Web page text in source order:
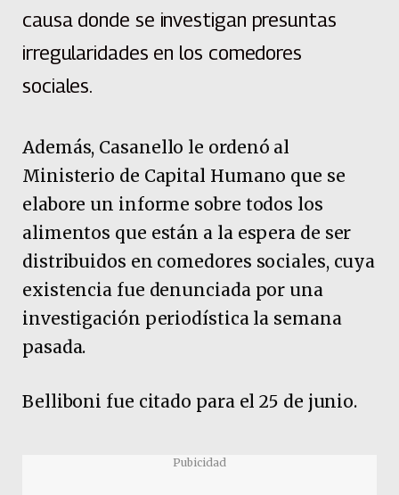
causa donde se investigan presuntas
irregularidades en los comedores
sociales.
Además, Casanello le ordenó al
Ministerio de Capital Humano que se
elabore un informe sobre todos los
alimentos que están a la espera de ser
distribuidos en comedores sociales, cuya
existencia fue denunciada por una
investigación periodística la semana
pasada.
Belliboni fue citado para el 25 de junio.
Pubicidad